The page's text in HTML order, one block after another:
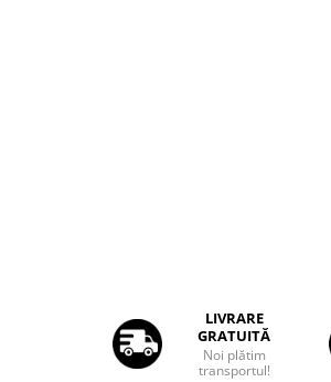
Rame adaptoare Honda
Rame Adaptoare Porsche
LIVRARE
GRATUITĂ
Noi plătim
transportul!